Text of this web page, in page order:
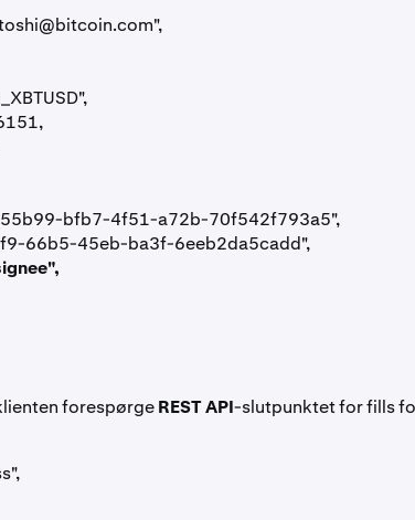
",
bfb7-4f51-a72b-70f542f793a5",
66b5-45eb-ba3f-6eeb2da5cadd",
forespørgeREST API-slutpunktet for fills